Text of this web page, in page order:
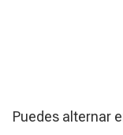
Puedes alternar